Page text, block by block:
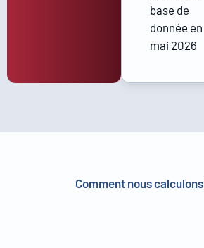
base de
donnée en
mai 2026
Comment nous